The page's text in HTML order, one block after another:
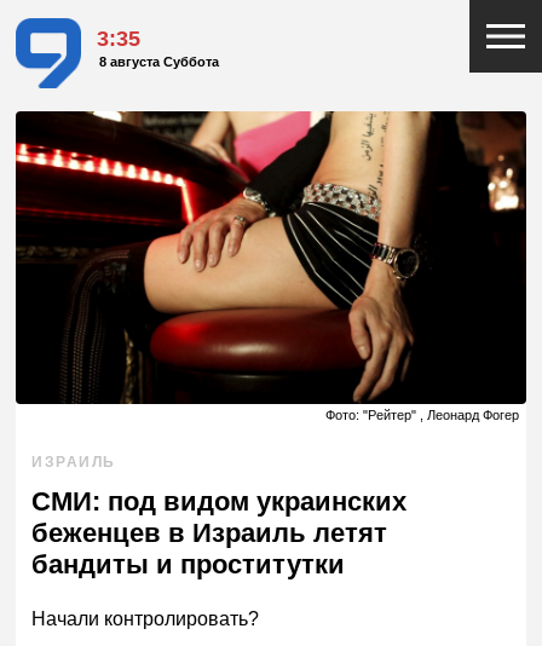
3:35
8 августа Суббота
Фото: "Рейтер" , Леонард Фогер
ИЗРАИЛЬ
СМИ: под видом украинских
беженцев в Израиль летят
бандиты и проститутки
Начали контролировать?